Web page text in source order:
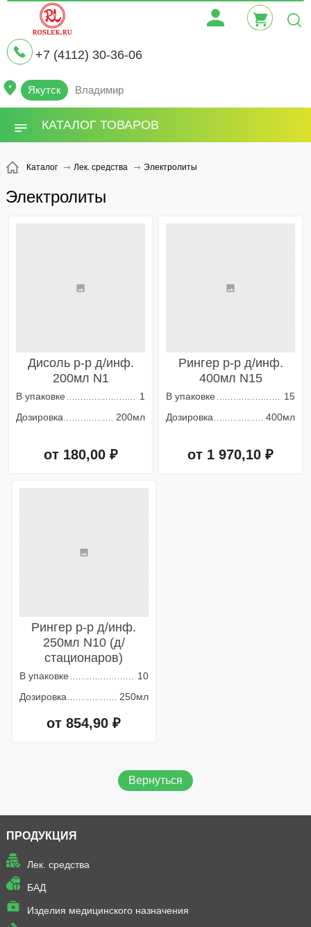
+7 (4112) 30-36-06
Якутск Владимир
КАТАЛОГ ТОВАРОВ
Каталог Лек. средства Электролиты
Электролиты
Дисоль р-р д/инф.
200мл N1
В упаковке
1
Дозировка
200мл
от 180,00 ₽
Рингер р-р д/инф.
400мл N15
В упаковке
15
Дозировка
400мл
от 1 970,10 ₽
Рингер р-р д/инф.
250мл N10 (д/
стационаров)
В упаковке
10
Дозировка
250мл
от 854,90 ₽
Вернуться
ПРОДУКЦИЯ
Лек. средства
БАД
Изделия медицинского назначения